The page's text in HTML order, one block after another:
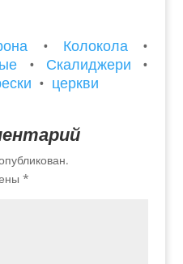
• Колокола
•
• Скалиджери
•
• церкви
*